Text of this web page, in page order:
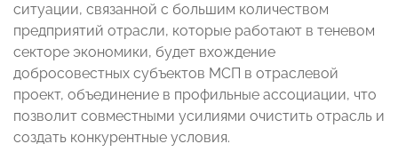
ситуации, связанной с большим количеством
предприятий отрасли, которые работают в теневом
секторе экономики, будет вхождение
добросовестных субъектов МСП в отраслевой
проект, объединение в профильные ассоциации, что
позволит совместными усилиями очистить отрасль и
создать конкурентные условия.